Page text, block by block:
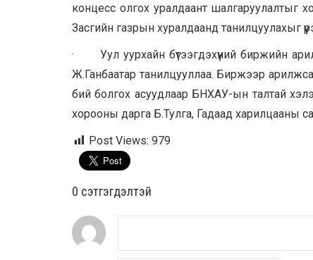
концесс олгох уралдаант шалгаруулалтыг
Засгийн газрын хуралдаанд танилцуулахыг
· Уул уурхайн бүтээгдэхүүний биржийн
Ж.Ганбаатар танилцууллаа. Биржээр
бий болгох асуудлаар БНХАУ-ын талтай
хорооны дарга Б.Тулга, Гадаад харилцааны
Post Views: 979
0 cэтгэгдэлтэй